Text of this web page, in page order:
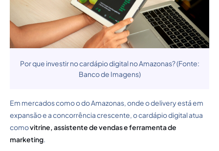
Por que investir no cardápio digital no Amazonas? (Fonte:
Banco de Imagens)
Em mercados como o do Amazonas, onde o delivery está em
expansão e a concorrência crescente, o cardápio digital atua
comovitrine, assistente de vendas e ferramenta de
marketing.